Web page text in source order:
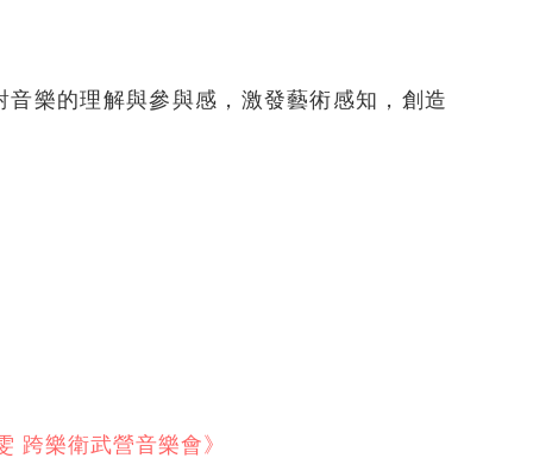
樂的理解與參與感，激發藝術感知，創造
跨樂衛武營音樂會》